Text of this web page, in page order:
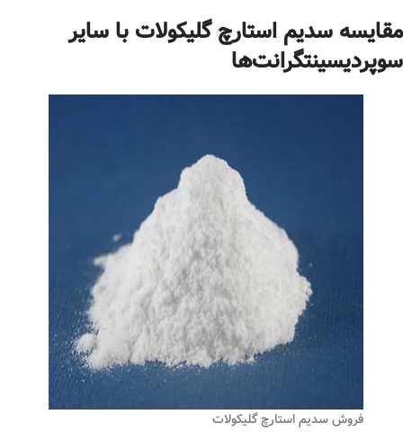
مقایسه سدیم استارچ گلیکولات با سایر
سوپردیسینتگرانت‌ها
فروش سدیم استارچ گلیکولات